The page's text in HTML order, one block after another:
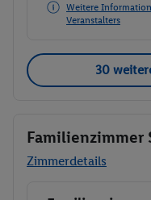
Weitere
Veranstalters
30
Familienzimmer
Zimmerdetails